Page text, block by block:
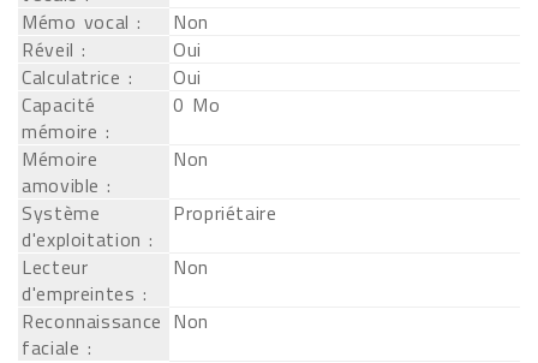
Mémo vocal :
Non
Réveil :
Oui
Calculatrice :
Oui
Capacité
mémoire :
0 Mo
Mémoire
amovible :
Non
Système
d'exploitation :
Propriétaire
Lecteur
d'empreintes :
Non
Reconnaissance
faciale :
Non